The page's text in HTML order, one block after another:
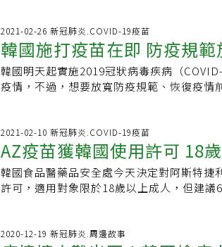
靈活，定有新興毒品「臨時（緊急）禁令」
管了90餘項新興毒品， 一旦發現「蛛絲馬
行列管，並在期間尋找濫用或危害的證據，
日本也有相似的機制，以「指定管制」的方
議國內參考日韓模式進行修法。責任編輯：
設醫院也以韓劇手法為金洙泰教授拍攝溫馨
動。自1998，高雄長庚肝移植團隊代訓海外
專案，向陳肇隆醫師學習換肝技術的海外醫
國。疫情前，陳肇隆醫師每年平均有50次海
出國約20次，近年來，全世界遭受Covid-
的創新、精進，乃至現在的教學、經驗傳承
他認為，「醫療是救人的學問，不應該有藏
助他人，或讓他人學習，就應毫無保留地回
「深耕台灣，立足國際，醫援海外」的目標
值150萬的救護車給在偏鄉的醫院，希望可
她認為：「人生不只是贏得比賽，而是幫助
銀牌：楊勇緯「正因為有些遺憾，才有了更
楊勇緯，第一次參加奧運就奪得銀牌的好成
所的他，替柔道項目爭得首面獎牌，成為在
是一項非常講究細節且困難複雜的運動，從
選手的耳朵會因為長期磨練在地而變形，背
需要非常自律的精神以及努力，不斷地訓練
楊勇緯表示，雖然這次比賽沒有拿到夢寐以
牌：羅嘉翎「這不是一個結束，而是另一個
https://pse.is/UYA9XFb：https://
https://www.instagram.com/udnGpower
定，平均0.7人以下為第一階段、0.7人以上
人以上為第4階段。在人口較多的首都圈地
4階段；由全國為基礎計算的門檻則為1556
第2階段。第一階段目標屬維持遏制疫情狀
疫守則，對私人聚會未特別限制。第2階段
維持與第3階段一樣的4人以下，但晚上6時
外的外出，並禁止舉辦活動及進行一人示威
2021-02-26 新冠肺炎.COVID-19疫苗
韓國施打疫苗在即 防疫規
韓國明天起實施2019冠狀病毒疾病（
疫情，不過，想要放寬防疫規範、恢復疫情
政府規劃26日開始接種英國藥廠阿斯特捷利
（Oxford）研發的疫苗，27日起接種美國
生物科學公司（SK Bioscience）代為生產
至各地接種中心。在全世界首例疫苗接種後
打前夕隱隱瀰漫著一股緊張感，也許是因為
範圍的狀況，必須整批回收，引發外界關注
2021-02-10 新冠肺炎.COVID-19疫苗
AZ疫苗獲韓國使用許可 18
韓國食品醫藥品安全處今天決定對阿斯特
許可，適用對象限於18歲以上成人，但建
查的最終結果。金剛立表示，委員會除參考
2020-12-19 新冠肺炎.周邊故事